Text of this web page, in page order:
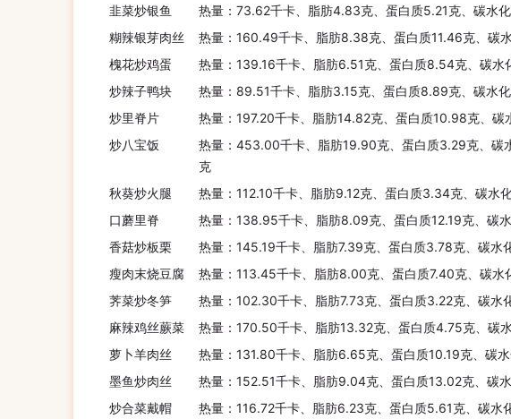
韭菜炒银鱼
热量：73.62千卡、脂肪4.83克、蛋白质5.21克、碳水
糊辣银芽肉丝
热量：160.49千卡、脂肪8.38克、蛋白质11.46克、碳
槐花炒鸡蛋
热量：139.16千卡、脂肪6.51克、蛋白质8.54克、碳水
炒辣子鸭块
热量：89.51千卡、脂肪3.15克、蛋白质8.89克、碳水
炒里脊片
热量：197.20千卡、脂肪14.82克、蛋白质10.98克、碳
炒八宝饭
热量：453.00千卡、脂肪19.90克、蛋白质3.29克、碳
克
秋葵炒火腿 热量：112.10千卡、脂肪9.12克、蛋白质3.34克、碳水
口蘑里脊
热量：138.95千卡、脂肪8.09克、蛋白质12.19克、碳
香菇炒板栗
热量：145.19千卡、脂肪7.39克、蛋白质3.78克、碳水
瘦肉末烧豆腐
热量：113.45千卡、脂肪8.00克、蛋白质7.40克、碳水
荠菜炒冬笋
热量：102.30千卡、脂肪7.73克、蛋白质3.22克、碳水
麻辣鸡丝蕨菜
热量：170.50千卡、脂肪13.32克、蛋白质4.75克、碳
萝卜羊肉丝
热量：131.80千卡、脂肪6.65克、蛋白质10.19克、碳
墨鱼炒肉丝
热量：152.51千卡、脂肪9.04克、蛋白质13.02克、碳
炒合菜戴帽
热量：116.72千卡、脂肪6.23克、蛋白质5.61克、碳水